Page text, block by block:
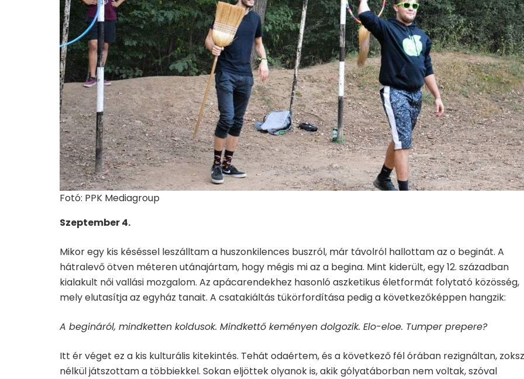
Fotó: PPK Mediagroup
Szeptember 4.
Mikor egy kis késéssel leszálltam a huszonkilences buszról, már távolról hallottam az o beginát. A
hátralevő ötven méteren utánajártam, hogy mégis mi az a begina. Mint kiderült, egy 12. században
kialakult női vallási mozgalom. Az apácarendekhez hasonló aszketikus életformát folytató közösség,
mely elutasítja az egyház tanait. A csatakiáltás tükörfordítása pedig a következőképpen hangzik:
A begináról, mindketten koldusok. Mindkettő keményen dolgozik. Elo-eloe. Tumper prepere?
Itt ér véget ez a kis kulturális kitekintés. Tehát odaértem, és a következő fél órában rezignáltan,
nélkül játszottam a többiekkel. Sokan eljöttek olyanok is, akik gólyatáborban nem voltak, szóval